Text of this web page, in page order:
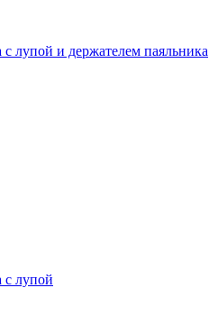
лупой и держателем паяльника
с лупой